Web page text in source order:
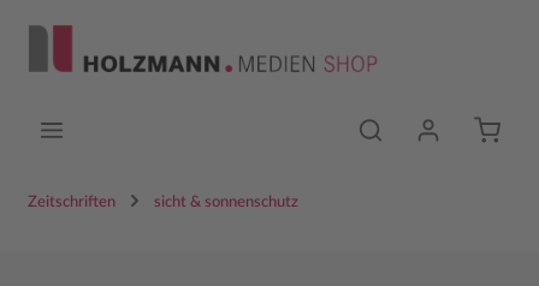
Zeitschriften sicht & sonnenschutz